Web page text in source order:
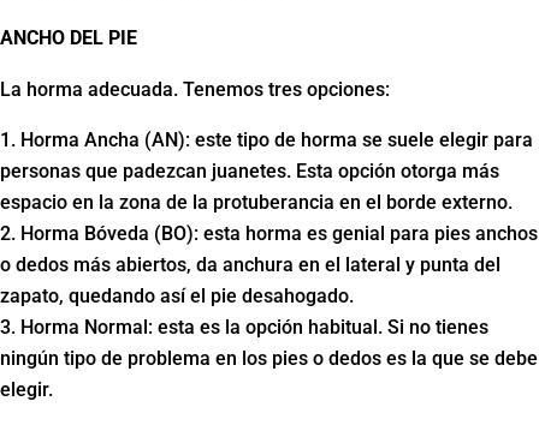
ANCHO DEL PIE
La horma adecuada. Tenemos tres opciones:
Horma Ancha (AN): este tipo de horma se suele elegir para
personas que padezcan juanetes. Esta opción otorga más
espacio en la zona de la protuberancia en el borde externo.
Horma Bóveda (BO): esta horma es genial para pies anchos
o dedos más abiertos, da anchura en el lateral y punta del
zapato, quedando así el pie desahogado.
Horma Normal: esta es la opción habitual. Si no tienes
ningún tipo de problema en los pies o dedos es la que se debe
elegir.